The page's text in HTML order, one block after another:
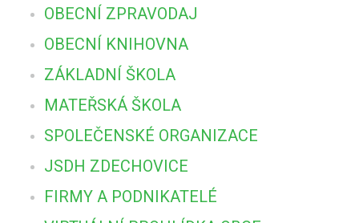
OBECNÍ ZPRAVODAJ
OBECNÍ KNIHOVNA
ZÁKLADNÍ ŠKOLA
MATEŘSKÁ ŠKOLA
SPOLEČENSKÉ ORGANIZACE
JSDH ZDECHOVICE
FIRMY A PODNIKATELÉ